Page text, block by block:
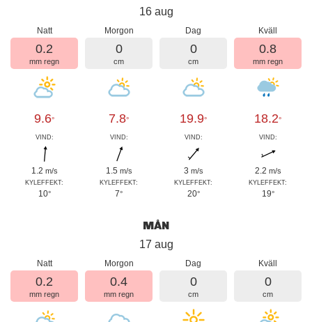
16 aug
Natt
0.2
mm regn
9.6°
VIND:
1.2 m/s
KYLEFFEKT:
10°
Morgon
0
cm
7.8°
VIND:
1.5 m/s
KYLEFFEKT:
7°
Dag
0
cm
19.9°
VIND:
3 m/s
KYLEFFEKT:
20°
Kväll
0.8
mm regn
18.2°
VIND:
2.2 m/s
KYLEFFEKT:
19°
MÅN
17 aug
Natt
0.2
mm regn
Morgon
0.4
mm regn
Dag
0
cm
Kväll
0
cm